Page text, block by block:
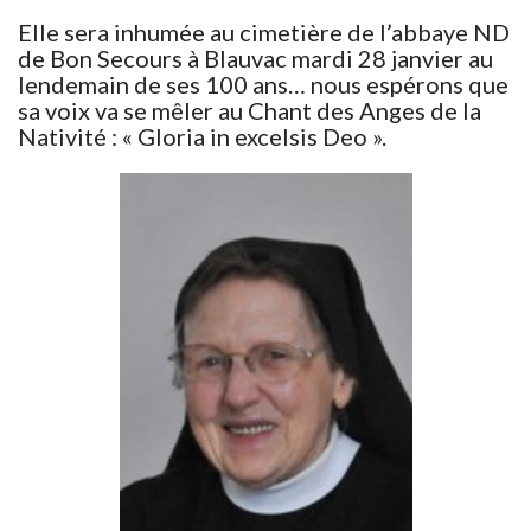
Elle sera inhumée au cimetière de l’abbaye ND
de Bon Secours à Blauvac mardi 28 janvier au
lendemain de ses 100 ans… nous espérons que
sa voix va se mêler au Chant des Anges de la
Nativité : « Gloria in excelsis Deo ».